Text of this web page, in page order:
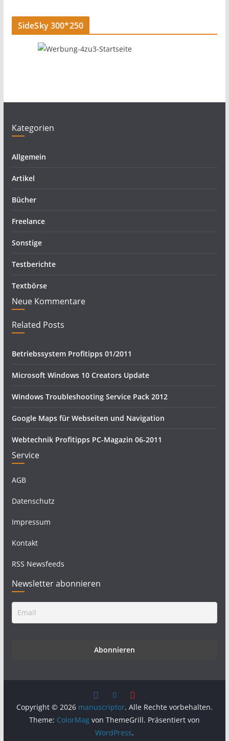
SideSky 300*250
Kategorien
Allgemein
Artikel
Bücher
Freelance
Sonstige
Testberichte
Textbörse
Neue Kommentare
Related Posts
Betriebssystem Profitipps 01/2011
Microsoft Windows 10 Creators Update
Windows Troubleshooting Service Pack 2012
Google Maps für Webseiten und Navigation
Webtechnik Profitipps PC-Magazin 06-2011
Service
AGB
Datenschutz
Impressum
Kontakt
RSS Newsfeeds
Newsletter abonnieren
Copyright © 2026 manuscriptor. Alle Rechte vorbehalten.
Theme: ColorMagvon ThemeGrill. Präsentiert von
WordPress.